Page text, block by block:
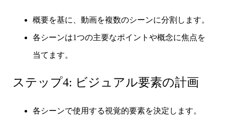
概要を基に、動画を複数のシーンに分割します。
各シーンは1つの主要なポイントや概念に焦点を
当てます。
ステップ4: ビジュアル要素の計画
各シーンで使用する視覚的要素を決定します。